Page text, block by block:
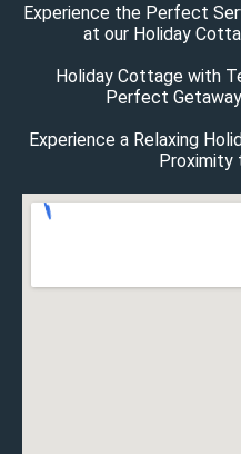
Experience the Perfect
at our Holiday
Holiday Cottage with
Perfect
Experience a Relaxing
Proximity